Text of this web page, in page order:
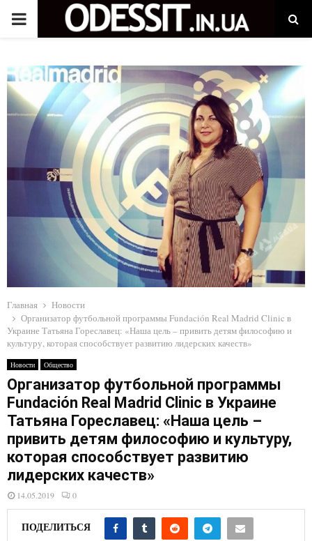
P
I
A
M
E
N
U
Главная
Новости
Организатор футбольной программы Fundación Real Madrid Clinic в
Украине Татьяна Гореславец: «Наша цель – привить детям философию и
культуру, которая способствует развитию лидерских качеств»
Новости Общество
Организатор футбольной программы
Fundación Real Madrid Clinic в Украине
Татьяна Гореславец: «Наша цель –
привить детям философию и культуру,
которая способствует развитию
лидерских качеств»
14.05.2019 0
ПОДЕЛИТЬСЯ